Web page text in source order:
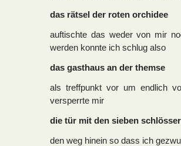
das rätsel der roten orchidee
auftischte das weder von mir
werden konnte ich schlug also
das gasthaus an der themse
als treffpunkt vor um endlich
versperrte mir
die tür mit den sieben
den weg hinein so dass ich